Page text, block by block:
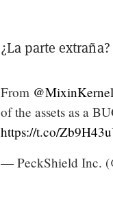
¿La parte
From @MixinKernel
of the assets as a
https://t.co/
— PeckShield Inc.